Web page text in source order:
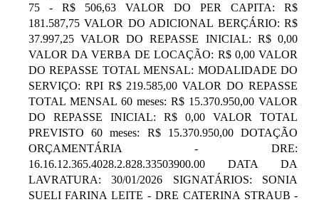
75 - R$ 506,63 VALOR DO PER CAPITA: R$
181.587,75 VALOR DO ADICIONAL BERÇÁRIO: R$
37.997,25 VALOR DO REPASSE INICIAL: R$ 0,00
VALOR DA VERBA DE LOCAÇÃO: R$ 0,00 VALOR
DO REPASSE TOTAL MENSAL: MODALIDADE DO
SERVIÇO: RPI R$ 219.585,00 VALOR DO REPASSE
TOTAL MENSAL 60 meses: R$ 15.370.950,00 VALOR
DO REPASSE INICIAL: R$ 0,00 VALOR TOTAL
PREVISTO 60 meses: R$ 15.370.950,00 DOTAÇÃO
ORÇAMENTÁRIA - DRE:
16.16.12.365.4028.2.828.33503900.00 DATA DA
LAVRATURA: 30/01/2026 SIGNATÁRIOS: SONIA
SUELI FARINA LEITE - DRE CATERINA STRAUB -